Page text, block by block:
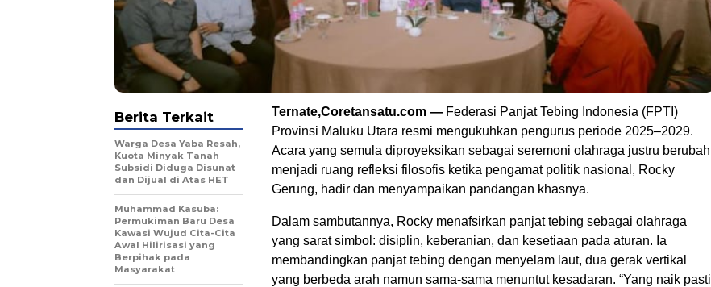
Ternate,Coretansatu.com — Federasi Panjat Tebing Indonesia (FPTI)
Provinsi Maluku Utara resmi mengukuhkan pengurus periode 2025–2029.
Acara yang semula diproyeksikan sebagai seremoni olahraga justru berubah
menjadi ruang refleksi filosofis ketika pengamat politik nasional, Rocky
Gerung, hadir dan menyampaikan pandangan khasnya.
‎Dalam sambutannya, Rocky menafsirkan panjat tebing sebagai olahraga
yang sarat simbol: disiplin, keberanian, dan kesetiaan pada aturan. Ia
membandingkan panjat tebing dengan menyelam laut, dua gerak vertikal
yang berbeda arah namun sama-sama menuntut kesadaran. “Yang naik pasti
Berita Terkait
Warga Desa Yaba Resah,
Kuota Minyak Tanah
Subsidi Diduga Disunat
dan Dijual di Atas HET
Muhammad Kasuba:
Permukiman Baru Desa
Kawasi Wujud Cita-Cita
Awal Hilirisasi yang
Berpihak pada
Masyarakat